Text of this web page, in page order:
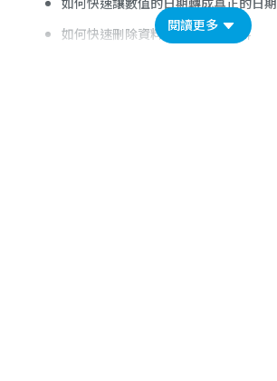
如何快速刪除資料庫中不要的資料
閱讀更多